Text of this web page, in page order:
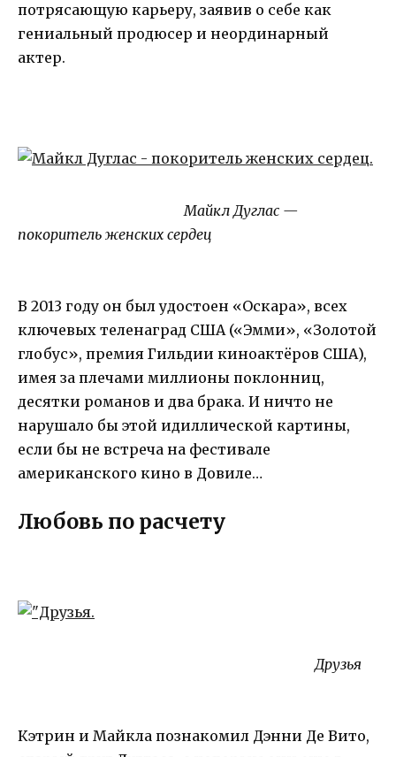
потрясающую карьеру, заявив о себе как
гениальный продюсер и неординарный
актер.
Майкл Дуглас —
покоритель женских сердец
В 2013 году он был удостоен «Оскара», всех
ключевых теленаград США («Эмми», «Золотой
глобус», премия Гильдии киноактёров США),
имея за плечами миллионы поклонниц,
десятки романов и два брака. И ничто не
нарушало бы этой идиллической картины,
если бы не встреча на фестивале
американского кино в Довиле…
Любовь по расчету
Друзья
Кэтрин и Майкла познакомил Дэнни Де Вито,